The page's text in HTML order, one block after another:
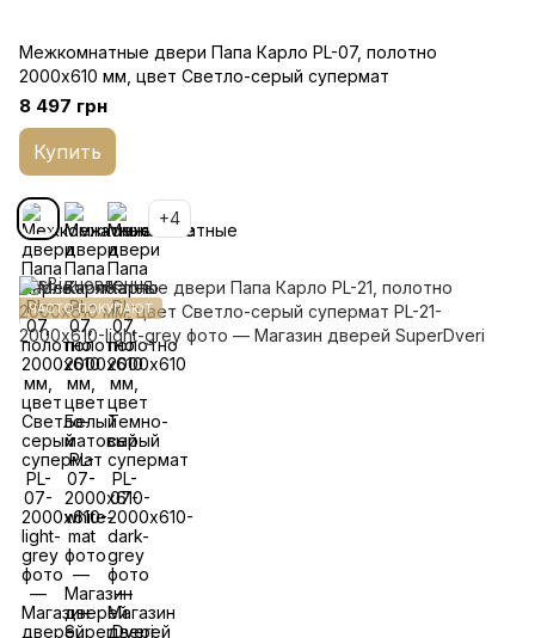
Межкомнатные двери Папа Карло PL-07, полотно
2000х610 мм, цвет Светло-серый супермат
8 497 грн
Купить
+4
ЧАСТО ПОКУПАЮТ